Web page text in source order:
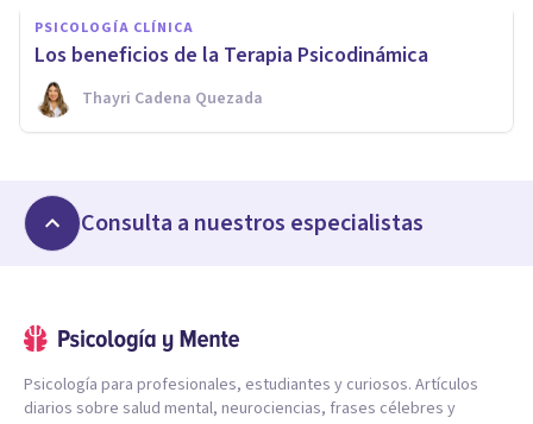
PSICOLOGÍA CLÍNICA
Los beneficios de la Terapia Psicodinámica
Thayri Cadena Quezada
Consulta a nuestros especialistas
Psicología para profesionales, estudiantes y curiosos. Artículos
diarios sobre salud mental, neurociencias, frases célebres y